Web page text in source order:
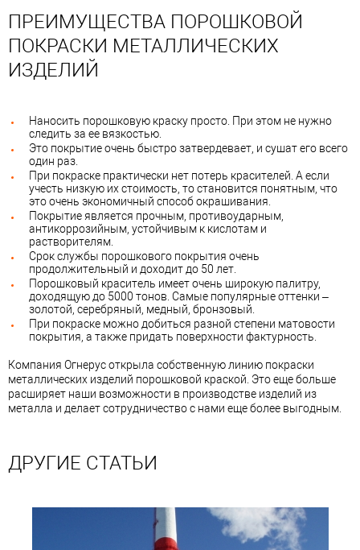
ПРЕИМУЩЕСТВА ПОРОШКОВОЙ
ПОКРАСКИ МЕТАЛЛИЧЕСКИХ
ИЗДЕЛИЙ
Наносить порошковую краску просто. При этом не нужно
следить за ее вязкостью.
Это покрытие очень быстро затвердевает, и сушат его всего
один раз.
При покраске практически нет потерь красителей. А если
учесть низкую их стоимость, то становится понятным, что
это очень экономичный способ окрашивания.
Покрытие является прочным, противоударным,
антикоррозийным, устойчивым к кислотам и
растворителям.
Срок службы порошкового покрытия очень
продолжительный и доходит до 50 лет.
Порошковый краситель имеет очень широкую палитру,
доходящую до 5000 тонов. Самые популярные оттенки –
золотой, серебряный, медный, бронзовый.
При покраске можно добиться разной степени матовости
покрытия, а также придать поверхности фактурность.
Компания Огнерус открыла собственную линию покраски
металлических изделий порошковой краской. Это еще больше
расширяет наши возможности в производстве изделий из
металла и делает сотрудничество с нами еще более выгодным.
ДРУГИЕ СТАТЬИ